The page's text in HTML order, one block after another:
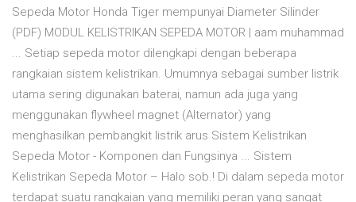
Sepeda Motor Honda Tiger mempunyai Diameter Silinder
(PDF) MODUL KELISTRIKAN SEPEDA MOTOR | aam muhammad
... Setiap sepeda motor dilengkapi dengan beberapa
rangkaian sistem kelistrikan. Umumnya sebagai sumber listrik
utama sering digunakan baterai, namun ada juga yang
menggunakan flywheel magnet (Alternator) yang
menghasilkan pembangkit listrik arus Sistem Kelistrikan
Sepeda Motor - Komponen dan Fungsinya ... Sistem
Kelistrikan Sepeda Motor – Halo sob.! Di dalam sepeda motor
terdapat suatu rangkaian yang memiliki peran yang sangat